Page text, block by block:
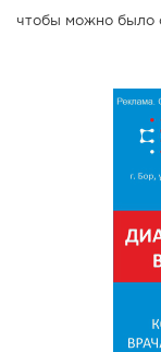
чтобы можно было